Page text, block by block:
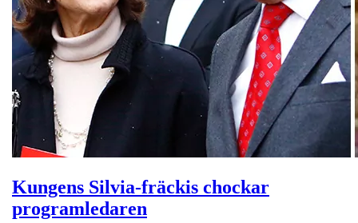
Kungens Silvia-fräckis chockar
programledaren